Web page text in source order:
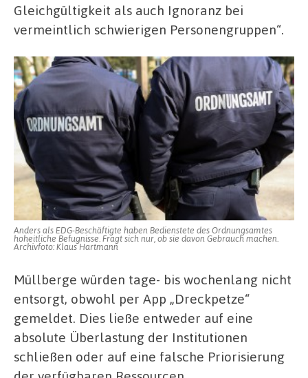
Gleichgültigkeit als auch Ignoranz bei
vermeintlich schwierigen Personengruppen“.
Anders als EDG-Beschäftigte haben Bedienstete des Ordnungsamtes
hoheitliche Befugnisse. Fragt sich nur, ob sie davon Gebrauch machen.
Archivfoto: Klaus Hartmann
Müllberge würden tage- bis wochenlang nicht
entsorgt, obwohl per App „Dreckpetze“
gemeldet. Dies ließe entweder auf eine
absolute Überlastung der Institutionen
schließen oder auf eine falsche Priorisierung